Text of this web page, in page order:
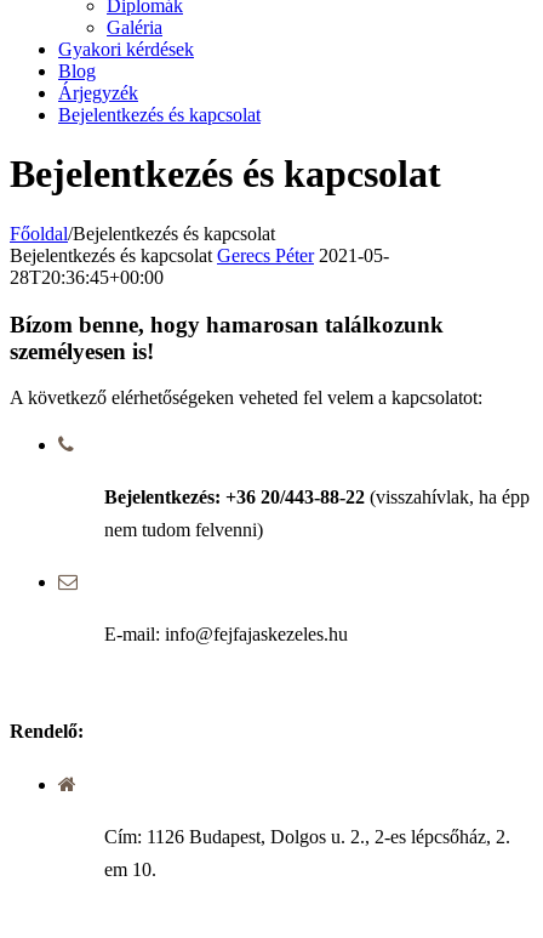
Diplomák
Galéria
Gyakori kérdések
Blog
Árjegyzék
Bejelentkezés és kapcsolat
Bejelentkezés és kapcsolat
Főoldal/Bejelentkezés és kapcsolat
Bejelentkezés és kapcsolat Gerecs Péter 2021-05-
28T20:36:45+00:00
Bízom benne, hogy hamarosan találkozunk
személyesen is!
A következő elérhetőségeken veheted fel velem a kapcsolatot:
Bejelentkezés: +36 20/443-88-22(visszahívlak, ha épp
nem tudom felvenni)
E-mail: info@fejfajaskezeles.hu
Rendelő:
Cím: 1126 Budapest, Dolgos u. 2., 2-es lépcsőház, 2.
em 10.